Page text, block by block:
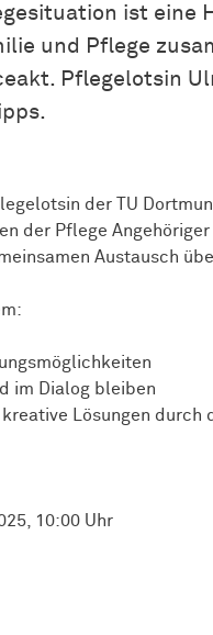
ist eine
und Pflege
Pflegelotsin
der TU
der Pflege
Austausch
im Dialog bleiben
Lösungen durch
10:00 Uhr